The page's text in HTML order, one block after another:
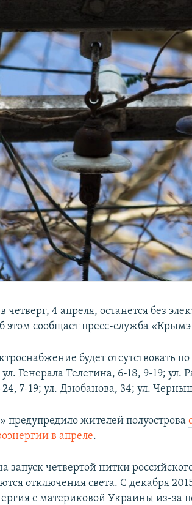
четверг, 4 апреля, останется без
этом сообщает пресс-служба
будет отсутствовать
Генерала Телегина, 6-18, 9-19; ул.
7-19; ул. Дзюбанова, 34; ул.
предупредило жителей полуострова
в апреле.
запуск четвертой нитки
отключения света. С декабря
с материковой Украины из-за